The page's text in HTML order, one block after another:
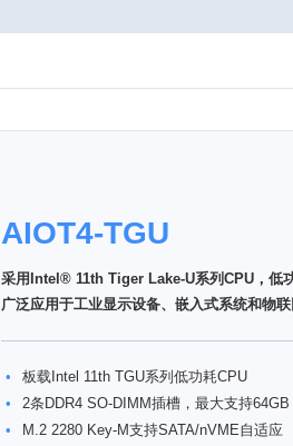
AIOT4-TGU
采用Intel® 11th Tiger Lake-U系列CPU，低
广泛应用于工业显示设备、嵌入式系统和物联
•
板载Intel 11th TGU系列低功耗CPU
•
2条DDR4 SO-DIMM插槽，最大支持64GB
•
M.2 2280 Key-M支持SATA/nVME自适应